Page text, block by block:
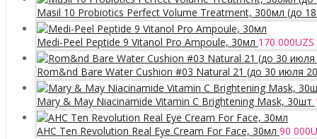
Masil 10 Probiotics Perfect Volume Treatment, 300мл (до
Medi-Peel Peptide 9 Vitanol Pro Ampoule, 30мл 170 000UZS
Rom&nd Bare Water Cushion #03 Natural 21 (до 30 июля
Mary & May Niacinamide Vitamin C Brightening Mask, 30шт
AHC Ten Revolution Real Eye Cream For Face, 30мл 90 000